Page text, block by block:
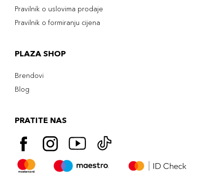
Pravilnik o uslovima prodaje
Pravilnik o formiranju cijena
PLAZA SHOP
Brendovi
Blog
PRATITE NAS